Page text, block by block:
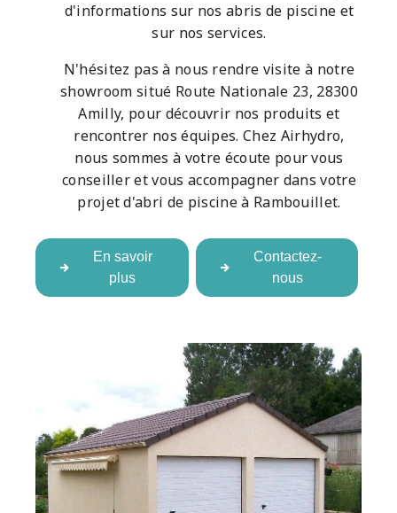
d'informations sur nos abris de piscine et
sur nos services.
N'hésitez pas à nous rendre visite à notre
showroom situé Route Nationale 23, 28300
Amilly, pour découvrir nos produits et
rencontrer nos équipes. Chez Airhydro,
nous sommes à votre écoute pour vous
conseiller et vous accompagner dans votre
projet d'abri de piscine à Rambouillet.
En savoir
plus
Contactez-
nous